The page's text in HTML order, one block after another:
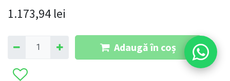
1.173,94 lei
Adaugă în coș